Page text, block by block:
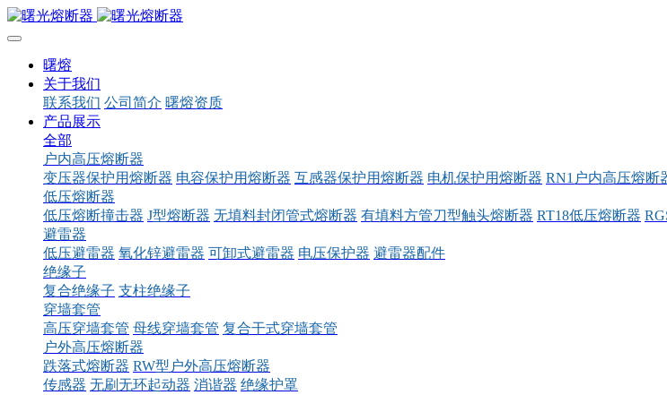
曙熔
关于我们
联系我们 公司简介 曙熔资质
产品展示
全部
户内高压熔断器
变压器保护用熔断器 电容保护用熔断器 互感器保护用熔断器 电机保护用熔断器 RN1户内高压熔断
低压熔断器
低压熔断撞击器 J型熔断器 无填料封闭管式熔断器 有填料方管刀型触头熔断器 RT18低压熔断器
避雷器
低压避雷器 氧化锌避雷器 可卸式避雷器 电压保护器 避雷器配件
绝缘子
复合绝缘子 支柱绝缘子
穿墙套管
高压穿墙套管 母线穿墙套管 复合干式穿墙套管
户外高压熔断器
跌落式熔断器 RW型户外高压熔断器
传感器 无刷无环起动器 消谐器 绝缘护罩